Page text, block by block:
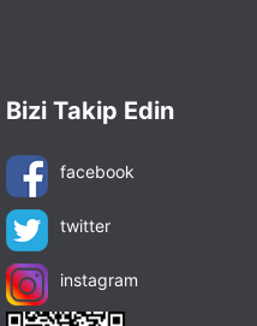
Bizi Takip Edin
facebook
twitter
instagram